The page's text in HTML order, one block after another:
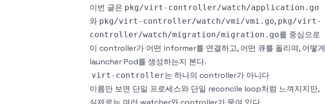
이번 글은 pkg/virt-controller/watch/application.go
와 pkg/virt-controller/watch/vmi/vmi.go, pkg/virt-
controller/watch/migration/migration.go를 중심으로
이 controller가 어떤 informer를 연결하고, 어떤 큐를 돌리며, 어떻게
launcher Pod를 생성하는지 본다.
virt-controller는 하나의 controller가 아니다
이름만 보면 단일 프로세스와 단일 reconcile loop처럼 느껴지지만,